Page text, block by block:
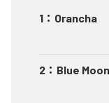
1 ： Orancha
2 ： Blue Moon